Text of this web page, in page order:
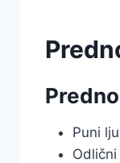
Puni